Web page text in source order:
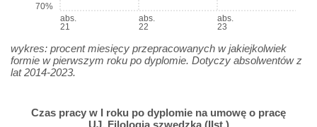
abs.
21
abs.
22
abs.
23
70%
wykres: procent miesięcy przepracowanych w jakiejkolwiek
formie w pierwszym roku po dyplomie. Dotyczy absolwentów z
lat 2014-2023.
Czas pracy w I roku po dyplomie na umowę o pracę
UJ, Filologia szwedzka (IIst.)